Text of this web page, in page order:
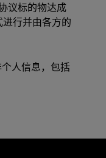
议标的物达成
行并由各方的
人信息，包括